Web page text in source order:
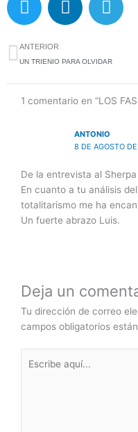
w
t
t
e
r
i
e
d
i
e
g
r
a
Ant
ANTERIOR
UN TRIENIO PARA OLVIDAR
1 comentario en “LOS
ANTONIO
8 DE AGOSTO
De la entrevista al
En cuanto a tu análisis
totalitarismo me ha
Un fuerte abrazo Luis.
Deja un
Tu dirección de correo
campos obligatorios
aquí...